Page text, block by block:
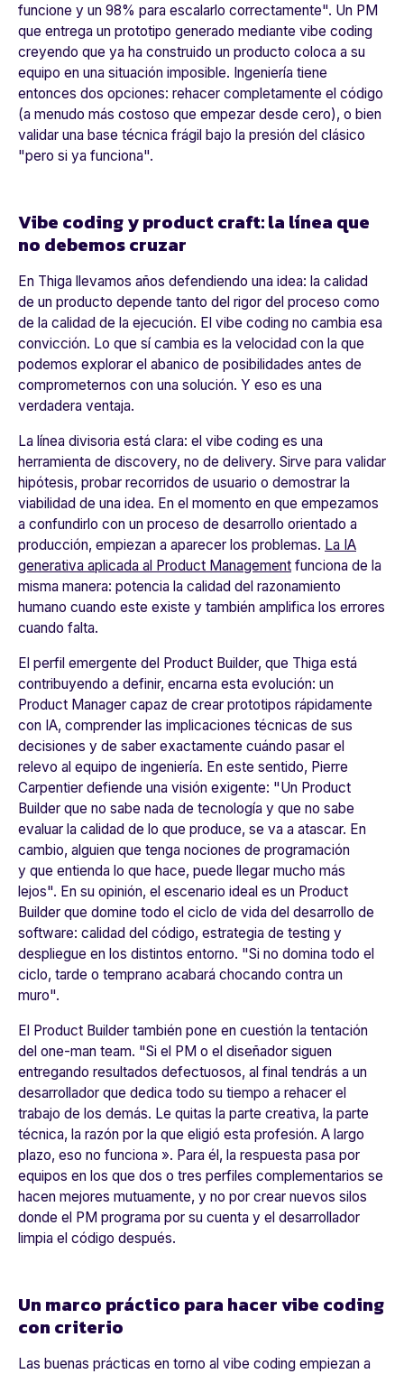
funcione y un 98% para escalarlo correctamente". Un PM
que entrega un prototipo generado mediante vibe coding
creyendo que ya ha construido un producto coloca a su
equipo en una situación imposible. Ingeniería tiene
entonces dos opciones: rehacer completamente el código
(a menudo más costoso que empezar desde cero), o bien
validar una base técnica frágil bajo la presión del clásico
"pero si ya funciona".
Vibe coding y product craft: la línea que
no debemos cruzar
En Thiga llevamos años defendiendo una idea: la calidad
de un producto depende tanto del rigor del proceso como
de la calidad de la ejecución. El vibe coding no cambia esa
convicción. Lo que sí cambia es la velocidad con la que
podemos explorar el abanico de posibilidades antes de
comprometernos con una solución. Y eso es una
verdadera ventaja.
La línea divisoria está clara: el vibe coding es una
herramienta de discovery, no de delivery. Sirve para validar
hipótesis, probar recorridos de usuario o demostrar la
viabilidad de una idea. En el momento en que empezamos
a confundirlo con un proceso de desarrollo orientado a
producción, empiezan a aparecer los problemas. La IA
generativa aplicada al Product Management funciona de la
misma manera: potencia la calidad del razonamiento
humano cuando este existe y también amplifica los errores
cuando falta.
El perfil emergente del Product Builder, que Thiga está
contribuyendo a definir, encarna esta evolución: un
Product Manager capaz de crear prototipos rápidamente
con IA, comprender las implicaciones técnicas de sus
decisiones y de saber exactamente cuándo pasar el
relevo al equipo de ingeniería. En este sentido, Pierre
Carpentier defiende una visión exigente: "Un Product
Builder que no sabe nada de tecnología y que no sabe
evaluar la calidad de lo que produce, se va a atascar. En
cambio, alguien que tenga nociones de programación
y que entienda lo que hace, puede llegar mucho más
lejos". En su opinión, el escenario ideal es un Product
Builder que domine todo el ciclo de vida del desarrollo de
software: calidad del código, estrategia de testing y
despliegue en los distintos entorno. "Si no domina todo el
ciclo, tarde o temprano acabará chocando contra un
muro".
El Product Builder también pone en cuestión la tentación
del one-man team. "Si el PM o el diseñador siguen
entregando resultados defectuosos, al final tendrás a un
desarrollador que dedica todo su tiempo a rehacer el
trabajo de los demás. Le quitas la parte creativa, la parte
técnica, la razón por la que eligió esta profesión. A largo
plazo, eso no funciona ». Para él, la respuesta pasa por
equipos en los que dos o tres perfiles complementarios se
hacen mejores mutuamente, y no por crear nuevos silos
donde el PM programa por su cuenta y el desarrollador
limpia el código después.
Un marco práctico para hacer vibe coding
con criterio
Las buenas prácticas en torno al vibe coding empiezan a